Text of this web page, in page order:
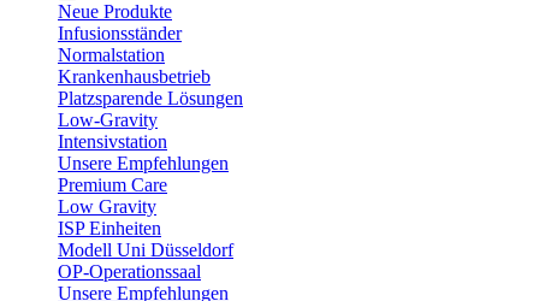
Neue Produkte
Infusionsständer
Normalstation
Krankenhausbetrieb
Platzsparende Lösungen
Low-Gravity
Intensivstation
Unsere Empfehlungen
Premium Care
Low Gravity
ISP Einheiten
Modell Uni Düsseldorf
OP-Operationssaal
Unsere Empfehlungen